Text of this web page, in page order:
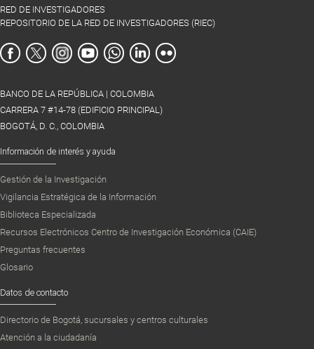
RED DE INVESTIGADORES
REPOSITORIO DE LA RED DE INVESTIGADORES (RIEC)
BANCO DE LA REPÚBLICA | COLOMBIA
CARRERA 7 #14-78 (EDIFICIO PRINCIPAL)
BOGOTÁ, D. C., COLOMBIA
Información de interés y ayuda
Gestión de la Investigación
Vigilancia Estratégica de la Información
Biblioteca Especializada
Recursos Electrónicos Centro de Investigación Económica (CAIE)
Preguntas frecuentes
Glosario
Datos de contacto
Directorio de Bogotá, sucursales y centros culturales
Atención a la ciudadanía